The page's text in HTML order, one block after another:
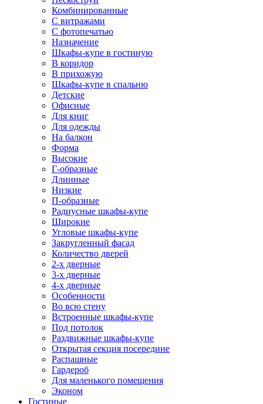
Комбинированные
С витражами
С фотопечатью
Назначение
Шкафы-купе в гостиную
В коридор
В прихожую
Шкафы-купе в спальню
Детские
Офисные
Для книг
Для одежды
На балкон
Форма
Высокие
Г-образные
Длинные
Низкие
П-образные
Радиусные шкафы-купе
Широкие
Угловые шкафы-купе
Закругленный фасад
Количество дверей
2-х дверные
3-х дверные
4-х дверные
Особенности
Во всю стену
Встроенные шкафы-купе
Под потолок
Раздвижные шкафы-купе
Открытая секция посередине
Распашные
Гардероб
Для маленького помещения
Эконом
Гостиные